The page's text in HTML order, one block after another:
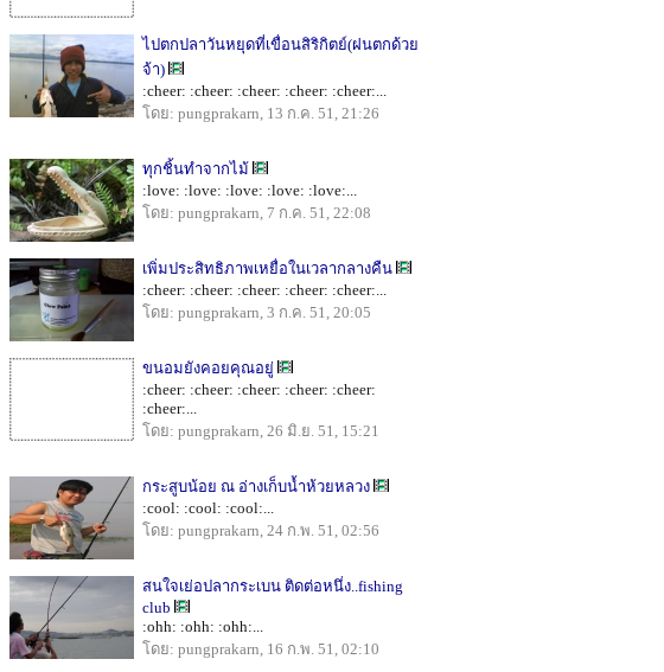
ไปตกปลาวันหยุดที่เขื่อนสิริกิตย์(ฝนตกด้วย
จ้า)
:cheer: :cheer: :cheer: :cheer: :cheer:...
โดย: pungprakarn, 13 ก.ค. 51, 21:26
ทุกชิ้นทำจากไม้
:love: :love: :love: :love: :love:...
โดย: pungprakarn, 7 ก.ค. 51, 22:08
เพิ่มประสิทธิภาพเหยื่อในเวลากลางคืน
:cheer: :cheer: :cheer: :cheer: :cheer:...
โดย: pungprakarn, 3 ก.ค. 51, 20:05
ขนอมยังคอยคุณอยู่
:cheer: :cheer: :cheer: :cheer: :cheer:
:cheer:...
โดย: pungprakarn, 26 มิ.ย. 51, 15:21
กระสูบน้อย ณ อ่างเก็บน้ำห้วยหลวง
:cool: :cool: :cool:...
โดย: pungprakarn, 24 ก.พ. 51, 02:56
สนใจเย่อปลากระเบน ติดต่อหนึ่ง..fishing
club
:ohh: :ohh: :ohh:...
โดย: pungprakarn, 16 ก.พ. 51, 02:10